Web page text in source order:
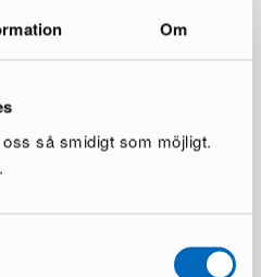
Om
så smidigt som möjligt.
Dualit Barista Kit, 3 delar